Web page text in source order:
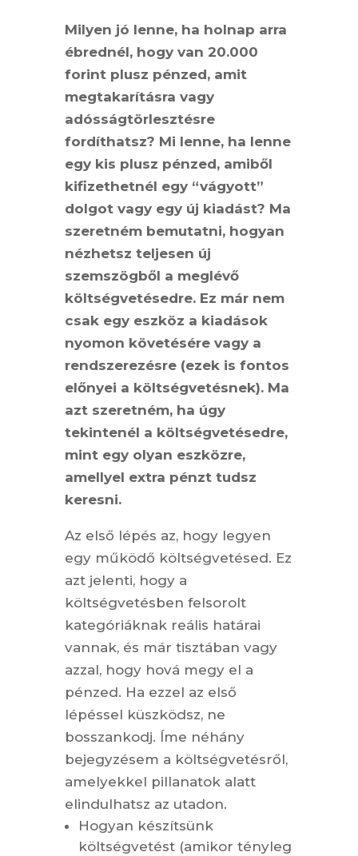
Milyen jó lenne, ha holnap arra
ébrednél, hogy van 20.000
forint plusz pénzed, amit
megtakarításra vagy
adósságtörlesztésre
fordíthatsz? Mi lenne, ha lenne
egy kis plusz pénzed, amiből
kifizethetnél egy “vágyott”
dolgot vagy egy új kiadást? Ma
szeretném bemutatni, hogyan
nézhetsz teljesen új
szemszögből a meglévő
költségvetésedre. Ez már nem
csak egy eszköz a kiadások
nyomon követésére vagy a
rendszerezésre (ezek is fontos
előnyei a költségvetésnek). Ma
azt szeretném, ha úgy
tekintenél a költségvetésedre,
mint egy olyan eszközre,
amellyel extra pénzt tudsz
keresni.
Az első lépés az, hogy legyen
egy működő költségvetésed. Ez
azt jelenti, hogy a
költségvetésben felsorolt
kategóriáknak reális határai
vannak, és már tisztában vagy
azzal, hogy hová megy el a
pénzed. Ha ezzel az első
lépéssel küszködsz, ne
bosszankodj. Íme néhány
bejegyzésem a költségvetésről,
amelyekkel pillanatok alatt
elindulhatsz az utadon.
Hogyan készítsünk
költségvetést (amikor tényleg